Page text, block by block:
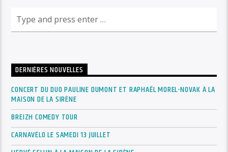
DERNIÈRES NOUVELLES
CONCERT DU DUO PAULINE DUMONT ET RAPHAËL MOREL-NOVAK À LA
MAISON DE LA SIRÈNE
BREIZH COMEDY TOUR
CARNAVÉLO LE SAMEDI 13 JUILLET